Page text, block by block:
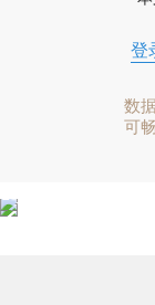
登
数
可